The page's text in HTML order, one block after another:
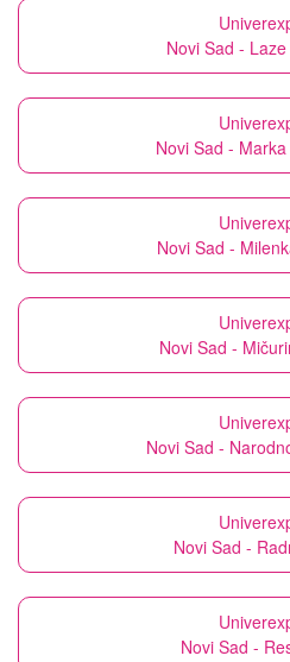
Novi Sad -
Novi Sad -
Novi Sad -
Novi Sad -
Novi Sad -
Novi Sad -
Novi Sad -